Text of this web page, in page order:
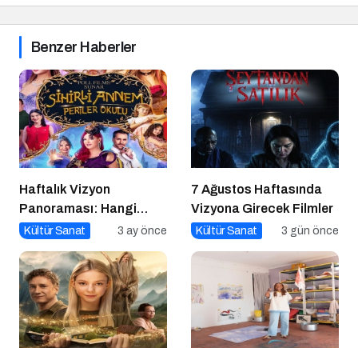
Benzer Haberler
Haftalık Vizyon
Panoraması: Hangi
Filmi İzlemeli?
Kültür Sanat 3 ay önce
7 Ağustos Haftasında
Vizyona Girecek Filmler
Kültür Sanat 3 gün önce